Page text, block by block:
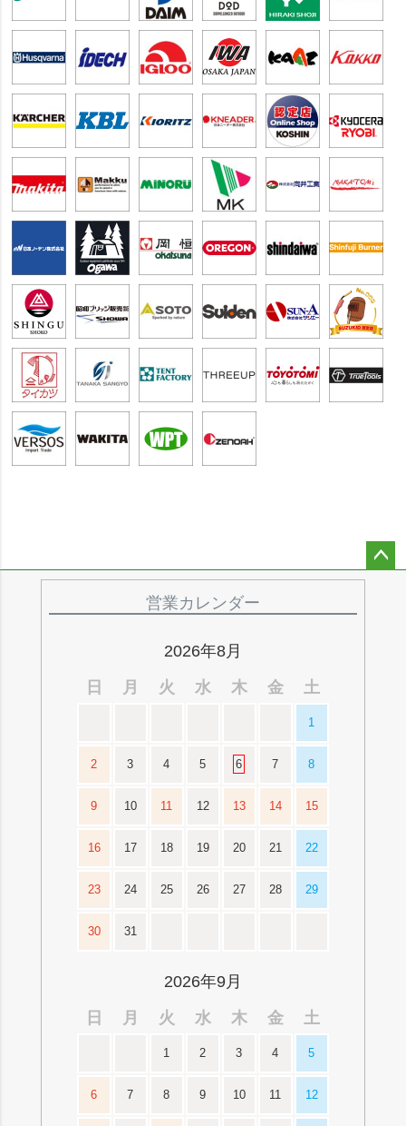
営業カレンダー
2026年8月
日
月 火 水 木 金 土
1
2 3 4 5 6 7 8
9 10 11 12 13 14 15
16 17 18 19 20 21 22
23 24 25 26 27 28 29
30 31
2026年9月
日
月 火 水 木 金 土
1 2 3 4 5
6 7 8 9 10 11 12